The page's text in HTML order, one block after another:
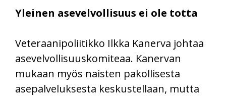
Yleinen asevelvollisuus ei ole totta
Veteraanipoliitikko Ilkka Kanerva johtaa
asevelvollisuuskomiteaa. Kanervan
mukaan myös naisten pakollisesta
asepalveluksesta keskustellaan, mutta